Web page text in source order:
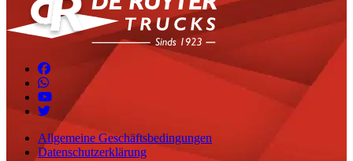
Allgemeine Geschäftsbedingungen
Datenschutzerklärung